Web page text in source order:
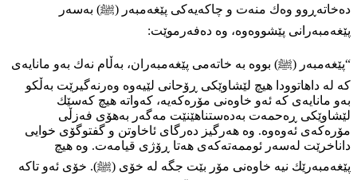
دەخاتەڕوو وەك منەت و چاكەیەكی پێغەمبەر (ﷺ) بەسەر
پێغەمبەرانی پێشووەوە، وە دەفەرموێت:
“پێغەمبەر (ﷺ) بووە بە خاتەمی پێغەمبەران، بەڵام نەك بەو مانایەی
كە لە داهاتوودا هیچ لێشاوێكی ڕۆحانی لێیەوە وەرنەگیرێت بەڵكو
بەو مانایەی كە ئەو خاوەنی مۆرەكەیە، كەواتە هیچ كەسێك
لێشاوێكی ڕەحمەت بەدەستناهێنێت مەگەر بەهۆی فەزڵی
مۆرەكەی ئەوەوە. وە هەرگیز دەرگای ئاخاوتن و گفتوگۆی خوایی
داناخرێت لەسەر ئوممەتەكەی هەتا ڕۆژی قیامەت. وە هیچ
پێغەمبەرێك نیە خاوەنی مۆر بێت جگە لە خۆی (ﷺ). خۆی ئەو تاكە